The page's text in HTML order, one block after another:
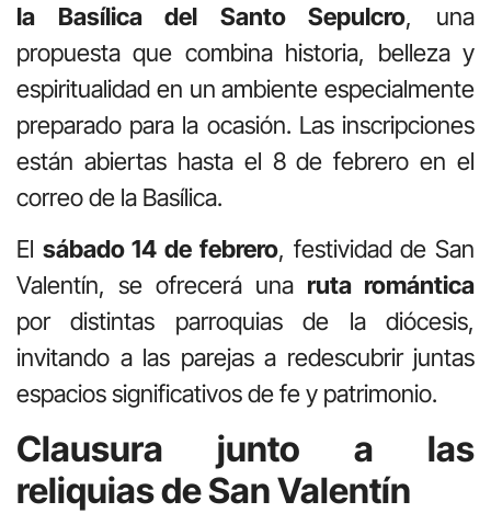
la Basílica del Santo Sepulcro, una
propuesta que combina historia, belleza y
espiritualidad en un ambiente especialmente
preparado para la ocasión. Las inscripciones
están abiertas hasta el 8 de febrero en el
correo de la Basílica.
El sábado 14 de febrero, festividad de San
Valentín, se ofrecerá una ruta romántica
por distintas parroquias de la diócesis,
invitando a las parejas a redescubrir juntas
espacios significativos de fe y patrimonio.
Clausura junto a las
reliquias de San Valentín